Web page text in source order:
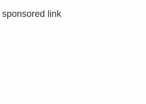
sponsored link